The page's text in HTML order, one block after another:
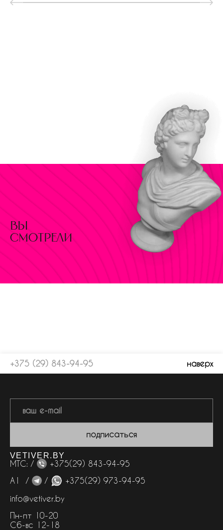
вы
смотрели
+375 (29) 843-94-95 наверх
подписаться
VETIVER.BY
МТС: /
+375(29) 843-94-95
А1 /
/
+375(29) 973-94-95
info@vetiver.by
Пн-пт 10-20
Сб-вс 12-18